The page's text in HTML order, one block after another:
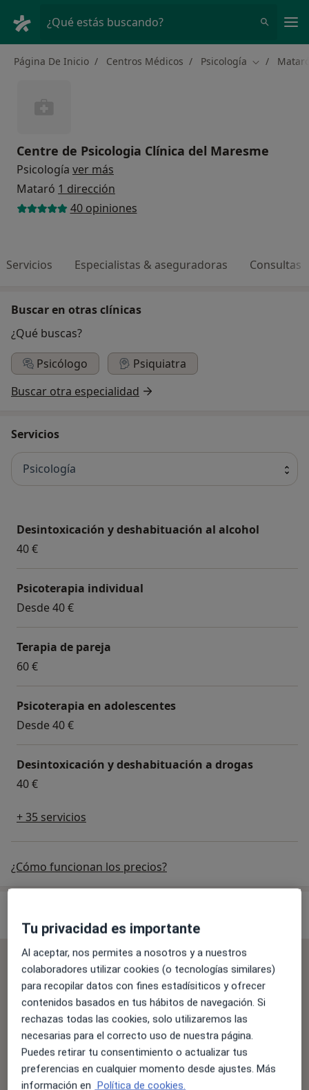
¿Qué estás buscando?
Página De Inicio Centros Médicos Psicología Cambiar de
Centre de Psicologia Clínica del Maresme
Psicología ver más
Mataró 1 dirección
40 opiniones
Servicios Especialistas & aseguradoras Consultas
Buscar en otras clínicas
¿Qué buscas?
Psicólogo
Psiquiatra
Buscar otra especialidad
Servicios
Psicología
Desintoxicación y deshabituación al alcohol
40 €
Psicoterapia individual
Desde 40 €
Terapia de pareja
60 €
Psicoterapia en adolescentes
Desde 40 €
Desintoxicación y deshabituación a drogas
40 €
+ 35 servicios
¿Cómo funcionan los precios?
Se aceptan aseguradoras
La cobertura varía en función del especialista, la
ubicación y el servicio. Confirma la cobertura en el
proceso de reserva.
Filtrar por aseguradora
Tu privacidad es importante
Al aceptar, nos permites a nosotros y a nuestros
colaboradores utilizar cookies (o tecnologías similares)
para recopilar datos con fines estadísiticos y ofrecer
contenidos basados en tus hábitos de navegación. Si
rechazas todas las cookies, solo utilizaremos las
necesarias para el correcto uso de nuestra página.
Puedes retirar tu consentimiento o actualizar tus
preferencias en cualquier momento desde ajustes. Más
información en Política de cookies.